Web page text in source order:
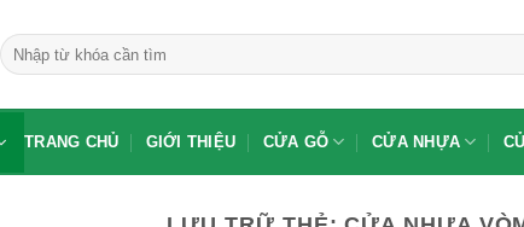
Tìm
kiếm:
TRANG CHỦ GIỚI THIỆU CỬA GỖ CỬA NHỰA